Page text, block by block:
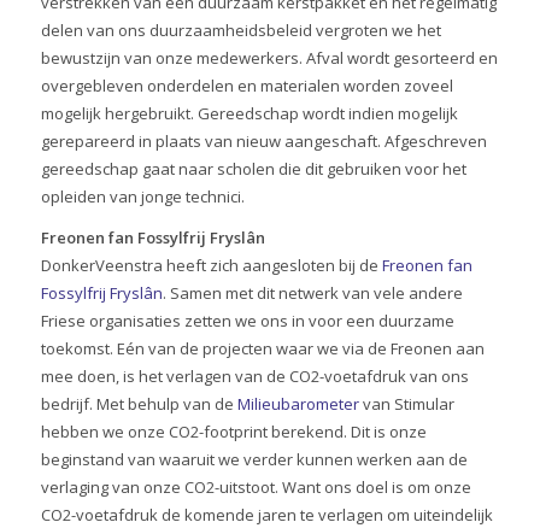
delen van ons duurzaamheidsbeleid vergroten we het
bewustzijn van onze medewerkers. Afval wordt gesorteerd en
overgebleven onderdelen en materialen worden zoveel
mogelijk hergebruikt. Gereedschap wordt indien mogelijk
gerepareerd in plaats van nieuw aangeschaft. Afgeschreven
gereedschap gaat naar scholen die dit gebruiken voor het
opleiden van jonge technici.
Freonen fan Fossylfrij Fryslân
DonkerVeenstra heeft zich aangesloten bij de Freonen fan
Fossylfrij Fryslân. Samen met dit netwerk van vele andere
Friese organisaties zetten we ons in voor een duurzame
toekomst. Eén van de projecten waar we via de Freonen aan
mee doen, is het verlagen van de CO2-voetafdruk van ons
bedrijf. Met behulp van de Milieubarometervan Stimular
hebben we onze CO2-footprint berekend. Dit is onze
beginstand van waaruit we verder kunnen werken aan de
verlaging van onze CO2-uitstoot. Want ons doel is om onze
CO2-voetafdruk de komende jaren te verlagen om uiteindelijk